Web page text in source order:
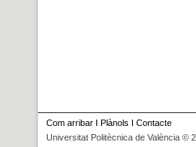
Com arribar I Plànols I Contacte
Universitat Politècnica de València ©